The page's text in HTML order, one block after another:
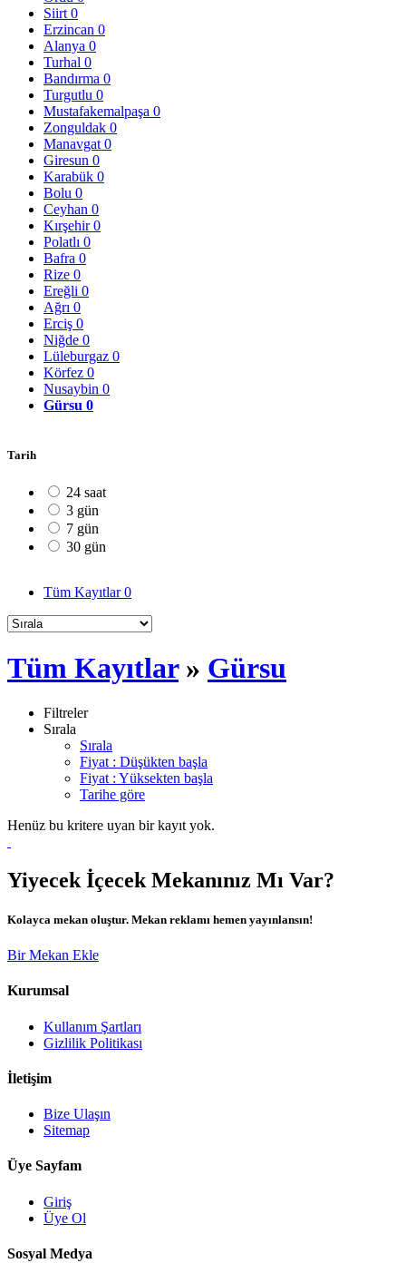
Siirt 0
Erzincan 0
Alanya 0
Turhal 0
Bandırma 0
Turgutlu 0
Mustafakemalpaşa 0
Zonguldak 0
Manavgat 0
Giresun 0
Karabük 0
Bolu 0
Ceyhan 0
Kırşehir0
Polatlı 0
Bafra 0
Rize 0
Ereğli 0
Ağrı 0
Erciş 0
Niğde 0
Lüleburgaz 0
Körfez 0
Nusaybin 0
Gürsu 0
Tarih
24 saat
3 gün
7 gün
30 gün
Tüm Kayıtlar0
Tüm Kayıtlar» Gürsu
Filtreler
Sırala
Sırala
Fiyat : Düşükten başla
Fiyat : Yüksekten başla
Tarihe göre
Henüz bu kritere uyan bir kayıt yok.
Yiyecek İçecek Mekanınız Mı Var?
Kolayca mekan oluştur. Mekan reklamı hemen yayınlansın!
Bir Mekan Ekle
Kurumsal
Kullanım Şartları
Gizlilik Politikası
İletişim
Bize Ulaşın
Sitemap
Üye Sayfam
Giriş
Üye Ol
Sosyal Medya